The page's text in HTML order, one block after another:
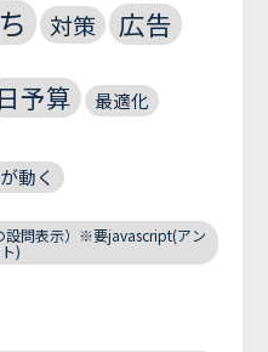
対策 広告
日予算 最適化
動く
設問表示）※要javascript(アン
)